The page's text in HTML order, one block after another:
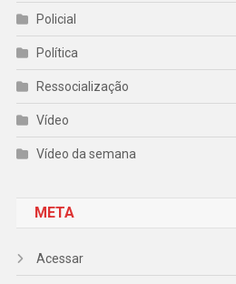
Policial
Política
Ressocialização
Vídeo
Vídeo da semana
META
Acessar